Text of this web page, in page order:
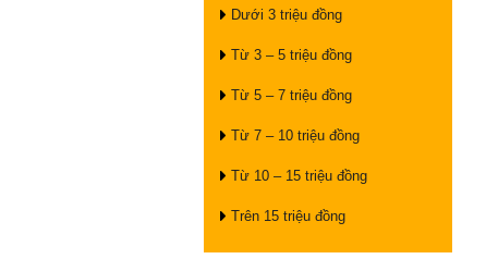
Dưới 3 triệu đồng
Từ 3 – 5 triệu đồng
Từ 5 – 7 triệu đồng
Từ 7 – 10 triệu đồng
Từ 10 – 15 triệu đồng
Trên 15 triệu đồng